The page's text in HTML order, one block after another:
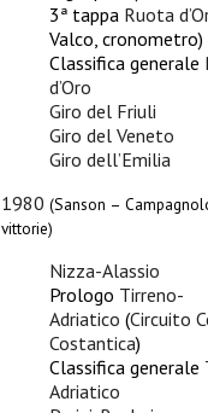
3ª tappa Ruota
Valco, cronometro)
Classifica generale
d’Oro
Giro del Friuli
Giro del Veneto
Giro dell’Emilia
1980 (Sanson –
vittorie)
Nizza-Alassio
Prologo Tirreno-
Adriatico (Circuito
Costantica)
Classifica generale
Adriatico